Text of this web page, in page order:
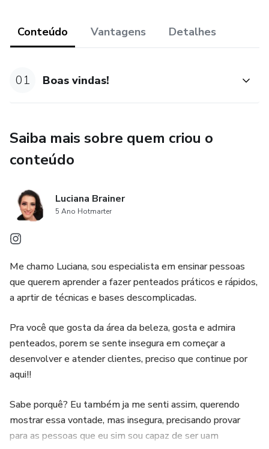
Conteúdo Vantagens Detalhes
01 Boas vindas!
Saiba mais sobre quem criou o
conteúdo
Luciana Brainer
5 Ano Hotmarter
Me chamo Luciana, sou especialista em ensinar pessoas
que querem aprender a fazer penteados práticos e rápidos,
a aprtir de técnicas e bases descomplicadas.
Pra você que gosta da área da beleza, gosta e admira
penteados, porem se sente insegura em começar a
desenvolver e atender clientes, preciso que continue por
aqui!!
Sabe porquê? Eu também ja me senti assim, querendo
mostrar essa vontade, mas insegura, precisando provar
para as pessoas que eu sim sou capaz de ser uam